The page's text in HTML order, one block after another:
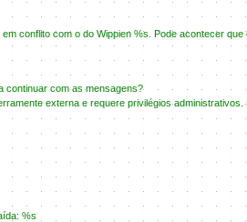
conflito com o do Wippien %s. Pode acontecer
continuar com as mensagens?
externa e requere privilégios
%s